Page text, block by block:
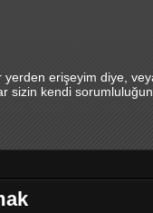
erişeyim diye,
kendi